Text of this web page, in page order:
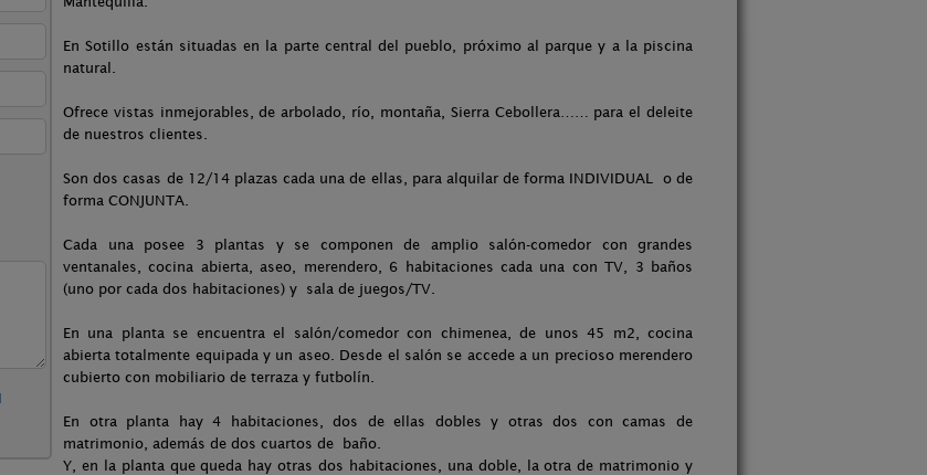
En Sotillo están situadas en la parte central del pueblo, próximo al parque y a la piscina
natural.
Ofrece vistas inmejorables, de arbolado, río, montaña, Sierra Cebollera…… para el deleite
de nuestros clientes.
Son dos casas de 12/14 plazas cada una de ellas, para alquilar de forma INDIVIDUAL o de
forma CONJUNTA.
Cada una posee 3 plantas y se componen de amplio salón-comedor con grandes
ventanales, cocina abierta, aseo, merendero, 6 habitaciones cada una con TV, 3 baños
(uno por cada dos habitaciones) y sala de juegos/TV.
En una planta se encuentra el salón/comedor con chimenea, de unos 45 m2, cocina
abierta totalmente equipada y un aseo. Desde el salón se accede a un precioso merendero
cubierto con mobiliario de terraza y futbolín.
En otra planta hay 4 habitaciones, dos de ellas dobles y otras dos con camas de
matrimonio, además de dos cuartos de baño.
Y, en la planta que queda hay otras dos habitaciones, una doble, la otra de matrimonio y